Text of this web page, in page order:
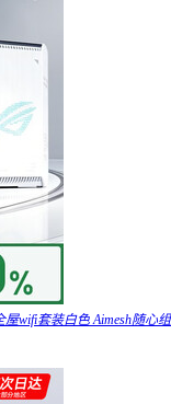
wifi套装白色 Aimesh随心组